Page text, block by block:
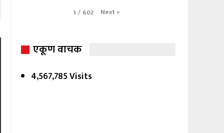
1 / 602 Next»
एकूण वाचक
4,567,785 Visits